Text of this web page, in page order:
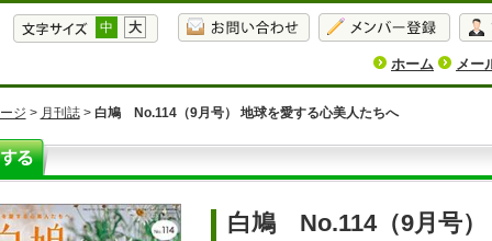
中 大
ホーム メー
ジ > 月刊誌> 白鳩 No.114（9月号） 地球を愛する心美人たちへ
白鳩 No.114（9月号）